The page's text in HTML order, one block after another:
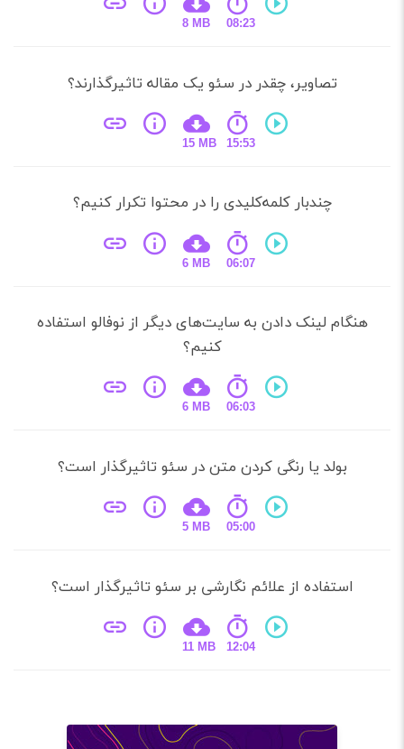
8 MB
تصاویر، چقدر در سئو یک مقاله تاثیرگذارند؟
15 MB
چندبار کلمه‌کلیدی را در محتوا تکرار کنیم؟
6 MB
لینک‌ دادن به سایت‌های دیگر از نوفالو استفاده
6 MB
بولد یا رنگی کردن متن در سئو تاثیرگذار است؟
5 MB
استفاده از علائم نگارشی بر سئو تاثیرگذار است؟
11 MB